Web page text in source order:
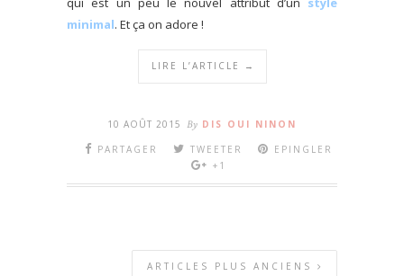
minimal. Et ça on adore !
LIRE L’ARTICLE →
10 AOÛT 2015 By DIS OUI NINON
PARTAGER
TWEETER
EPINGLER
+1
ARTICLES PLUS ANCIENS